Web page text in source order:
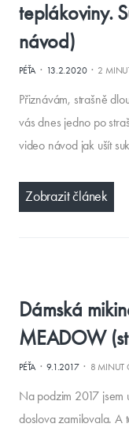
teplákoviny.
návod)
PÉŤA· 13.2.2020· 2
Přiznávám, strašně
vás dnes jedno po
video návod jak ušít
Zobrazit článek
Dámská
MEADOW
PÉŤA·9.1.2017· 8 MINUT
Na podzim 2017 jsem
doslova zamilovala. A